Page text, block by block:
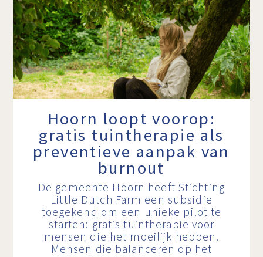
Hoorn loopt voorop:
gratis tuintherapie als
preventieve aanpak van
burnout
De gemeente Hoorn heeft Stichting
Little Dutch Farm een subsidie
toegekend om een unieke pilot te
starten: gratis tuintherapie voor
mensen die het moeilijk hebben.
Mensen die balanceren op het